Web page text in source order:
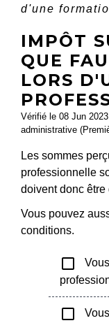
d'une
IMPÔT
QUE
LORS
Vérifié le 08 Jun
administrative
Les sommes
professionnelle
doivent donc être
Vous pouvez
conditions.
check_box_outline_blank
check_box_outline_blank